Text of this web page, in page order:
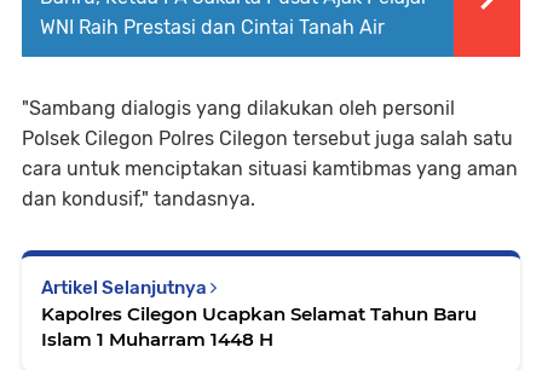
WNI Raih Prestasi dan Cintai Tanah Air
"Sambang dialogis yang dilakukan oleh personil
Polsek Cilegon Polres Cilegon tersebut juga salah satu
cara untuk menciptakan situasi kamtibmas yang aman
dan kondusif," tandasnya.
Artikel Selanjutnya
Kapolres Cilegon Ucapkan Selamat Tahun Baru
Islam 1 Muharram 1448 H